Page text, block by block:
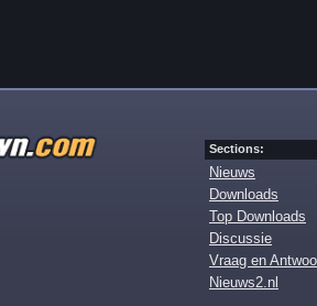
Sections:
Nieuws
Downloads
Top Downloads
Discussie
Vraag en
Nieuws2.nl